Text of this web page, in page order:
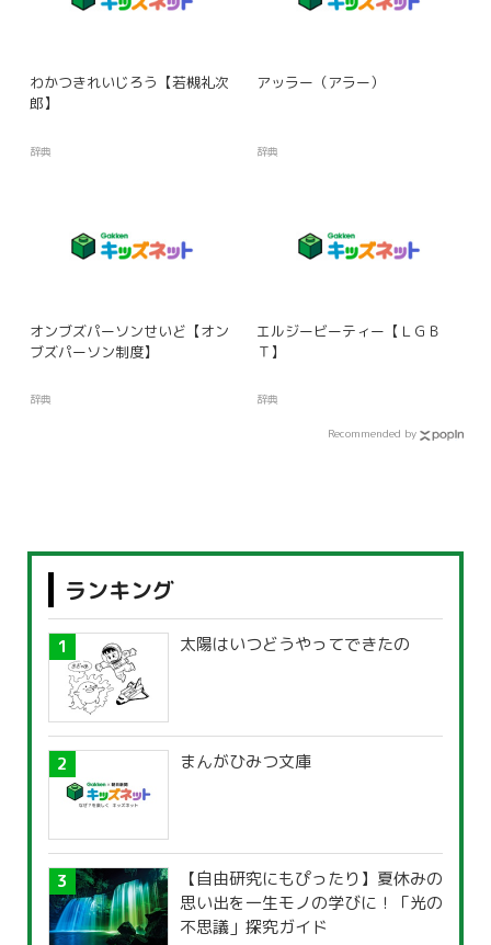
わかつきれいじろう【若槻礼次
郎】
辞典
アッラー（アラー）
辞典
オンブズパーソンせいど【オン
ブズパーソン制度】
辞典
エルジービーティー【ＬＧＢ
Ｔ】
辞典
Recommended by
ランキング
太陽はいつどうやってできたの
まんがひみつ文庫
【自由研究にもぴったり】夏休みの
思い出を一生モノの学びに！「光の
不思議」探究ガイド